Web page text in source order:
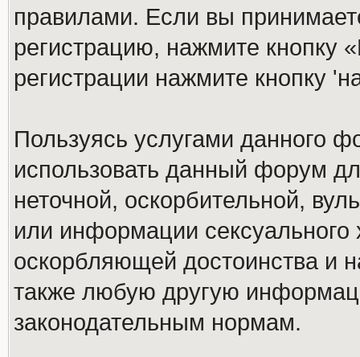
правилами. Если вы
регистрацию, нажмите кнопку
регистрации нажмите кнопку
Пользуясь услугами данного
использовать данный форум
неточной, оскорбительной,
или информации
оскорбляющей достоинства и
также любую другую
законодательным нормам.